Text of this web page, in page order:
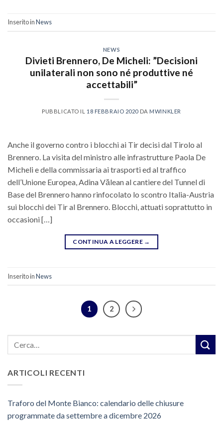
Inserito inNews
NEWS
Divieti Brennero, De Micheli: ”Decisioni
unilaterali non sono né produttive né
accettabili”
PUBBLICATO IL 18 FEBBRAIO 2020 DA MWINKLER
Anche il governo contro i blocchi ai Tir decisi dal Tirolo al
Brennero. La visita del ministro alle infrastrutture Paola De
Micheli e della commissaria ai trasporti ed al traffico
dell’Unione Europea, Adina Vălean al cantiere del Tunnel di
Base del Brennero hanno rinfocolato lo scontro Italia-Austria
sui blocchi dei Tir al Brennero. Blocchi, attuati soprattutto in
occasioni […]
CONTINUA A LEGGERE →
Inserito inNews
1 2
ARTICOLI RECENTI
Traforo del Monte Bianco: calendario delle chiusure
programmate da settembre a dicembre 2026